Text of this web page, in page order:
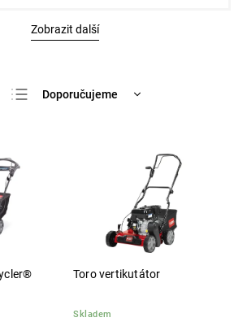
Zobrazit další
Doporučujeme
Toro vertikutátor
Skladem